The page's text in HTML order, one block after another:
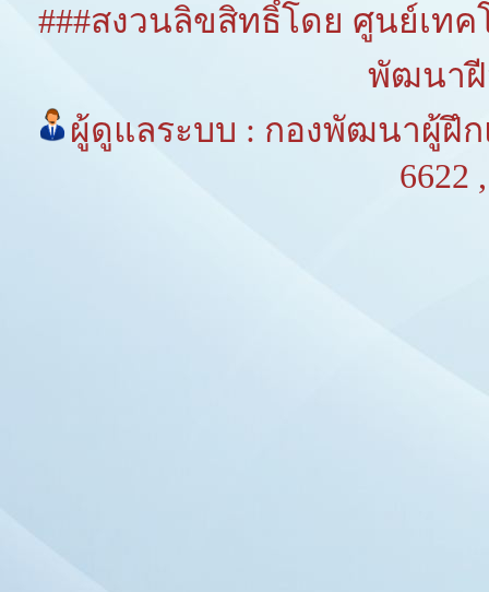
###สงวนลิขสิทธิ์โดย ศูนย์เท
พัฒนาฝี
ผู้ดูแลระบบ : กองพัฒนาผู้ฝึ
6622